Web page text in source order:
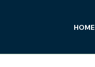
HOME